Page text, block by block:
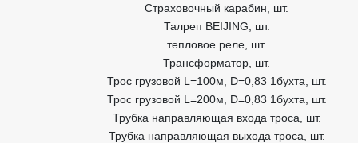
Страховочный карабин, шт.
Талреп BEIJING, шт.
тепловое реле, шт.
Трансформатор, шт.
Трос грузовой L=100м, D=0,83 1бухта, шт.
Трос грузовой L=200м, D=0,83 1бухта, шт.
Трубка направляющая входа троса, шт.
Трубка направляющая выхода троса, шт.